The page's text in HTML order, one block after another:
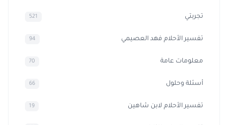
تجربتي 521
تفسير الأحلام فهد العصيمي 94
معلومات عامة 70
أسئلة وحلول 66
تفسير الأحلام لابن شاهين 19